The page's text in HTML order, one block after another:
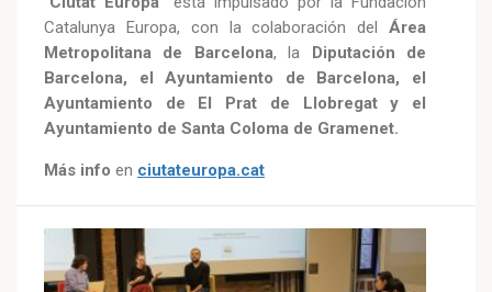
Catalunya Europa, con la colaboración del Área
Metropolitana de Barcelona, la Diputación de
Barcelona, el Ayuntamiento de Barcelona, el
Ayuntamiento de El Prat de Llobregat y el
Ayuntamiento de Santa Coloma de Gramenet.
Más info en ciutateuropa.cat